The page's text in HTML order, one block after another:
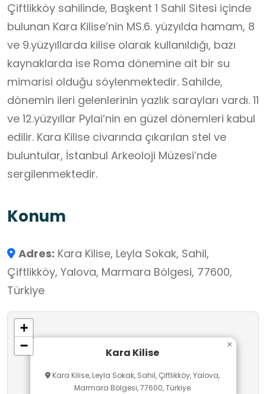
Çiftlikköy sahilinde, Başkent 1 Sahil Sitesi içinde
bulunan Kara Kilise’nin MS.6. yüzyılda hamam, 8
ve 9.yüzyıllarda kilise olarak kullanıldığı, bazı
kaynaklarda ise Roma dönemine ait bir su
mimarisi olduğu söylenmektedir. Sahilde,
dönemin ileri gelenlerinin yazlık sarayları vardı. 11
ve 12.yüzyıllar Pylai’nin en güzel dönemleri kabul
edilir. Kara Kilise civarında çıkarılan stel ve
buluntular, İstanbul Arkeoloji Müzesi’nde
sergilenmektedir.
Konum
Adres: Kara Kilise, Leyla Sokak, Sahil,
Çiftlikköy, Yalova, Marmara Bölgesi, 77600,
Türkiye
Kara Kilise
Kara Kilise, Leyla Sokak, Sahil, Çiftlikköy, Yalova,
Marmara Bölgesi, 77600, Türkiye
×
+
−